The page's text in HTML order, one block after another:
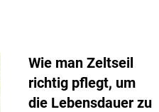
Wie man Zeltseil
richtig pflegt, um
die Lebensdauer zu